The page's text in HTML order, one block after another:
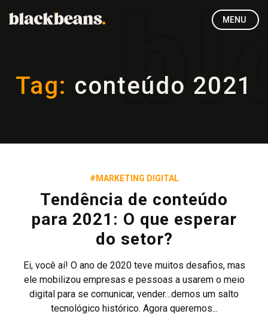
MENU
Tag: conteúdo 2021
#MARKETING DIGITAL
Tendência de conteúdo
para 2021: O que esperar
do setor?
Ei, você aí! O ano de 2020 teve muitos desafios, mas
ele mobilizou empresas e pessoas a usarem o meio
digital para se comunicar, vender…demos um salto
tecnológico histórico. Agora queremos...